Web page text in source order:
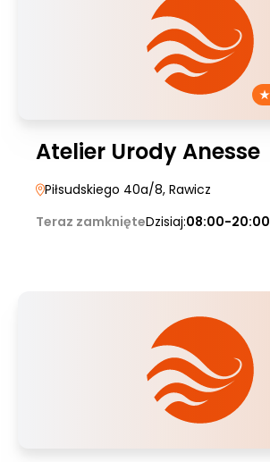
Atelier Urody Anesse
Piłsudskiego 40a/8, Rawicz
Teraz zamknięteDzisiaj:08:00-20:00